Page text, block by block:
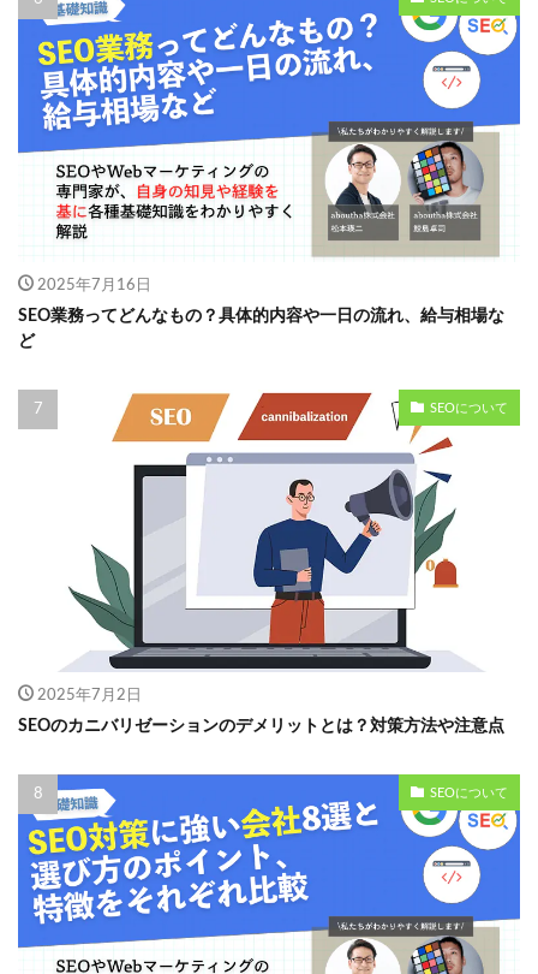
2025年7月16日
SEO業務ってどんなもの？具体的内容や一日の流れ、給与相場な
ど
SEOについて
2025年7月2日
SEOのカニバリゼーションのデメリットとは？対策方法や注意点
SEOについて